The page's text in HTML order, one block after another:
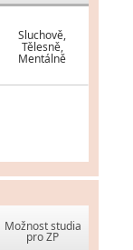
Sluchově,
Tělesně,
Mentálně
Možnost studia
pro ZP